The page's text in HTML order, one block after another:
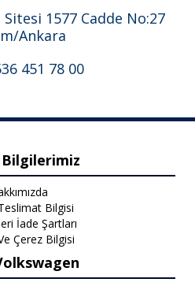
Sitesi 1577 Cadde No:27
Ankara
451 78 00
Bilgisi
İade Şartları
Çerez Bilgisi